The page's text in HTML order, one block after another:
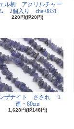
ル柄 アクリルチャー
2個入り cha-0831
220円(税20円)
ザナイト さざれ １
連・80cm
1,628円(税148円)